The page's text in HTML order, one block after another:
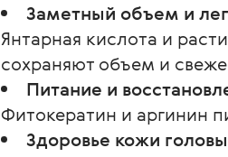
Заметный объем и
Янтарная кислота и
сохраняют объем и
Питание и
Фитокератин и аргинин
Здоровье кожи головы